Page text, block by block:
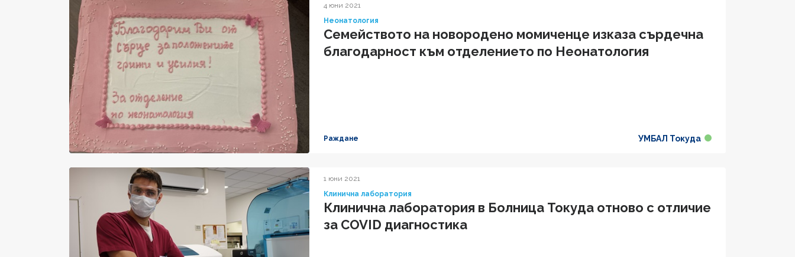
4 юни 2021
Неонатология
Семейството на новородено момиченце изказа сърдечна
благодарност към отделението по Неонатология
Раждане УМБАЛ Токуда
1 юни 2021
Клинична лаборатория
Клинична лаборатория в Болница Токуда отново с отличие
за COVID диагностика